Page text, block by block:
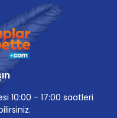
10:00 - 17:00 saatleri